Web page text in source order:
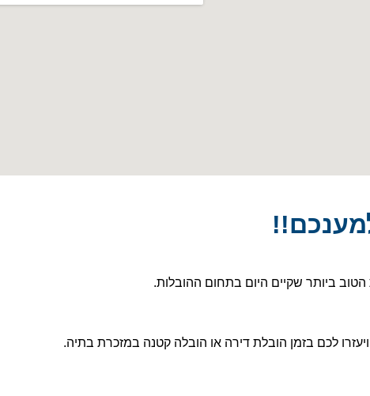
ביותר שקיים היום בתחום ההובלות.
לכם בזמן הובלת דירה או הובלה קטנה במזכרת בתיה.